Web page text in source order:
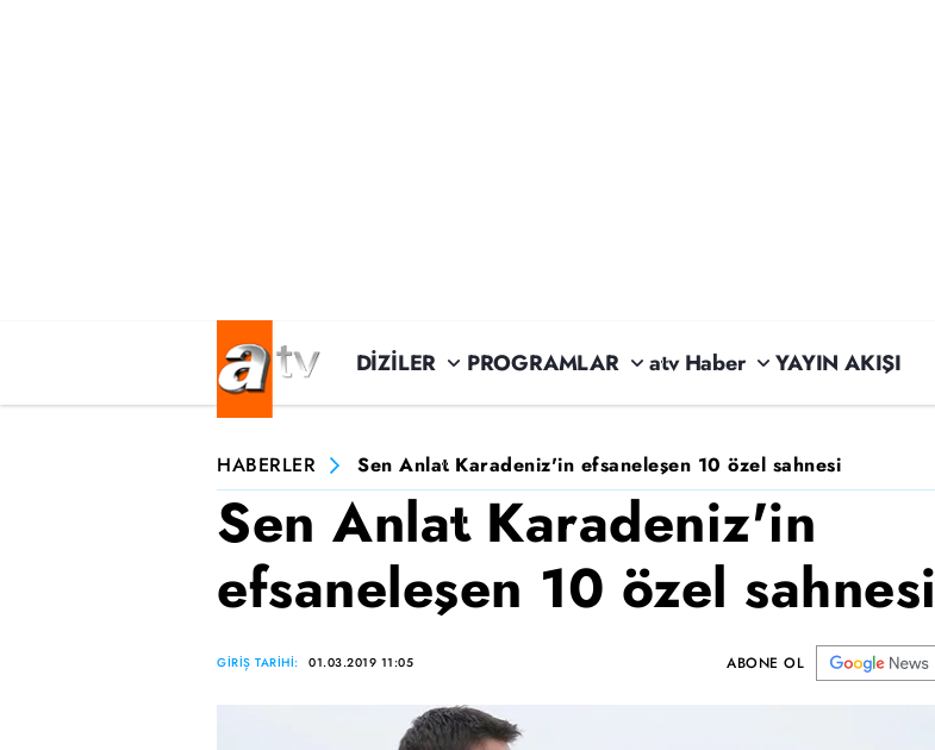
DİZİLER PROGRAMLAR atv Haber YAYIN AKIŞI
HABERLER Sen Anlat Karadeniz'in efsaneleşen 10 özel sahnesi
Sen Anlat Karadeniz'in
efsaneleşen 10 özel sahnesi
GİRİŞ TARİHİ: 01.03.2019 11:05 ABONE OL